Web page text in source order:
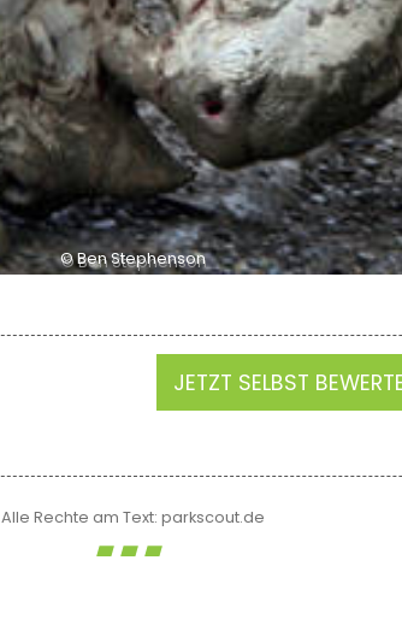
© Ben Stephenson
JETZT SELBST
Alle Rechte am Text: parkscout.de